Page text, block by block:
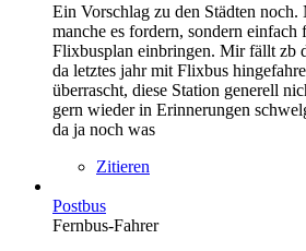
Ein Vorschlag zu den Städten
manche es fordern, sondern einfach
Flixbusplan einbringen. Mir fällt zb
da letztes jahr mit Flixbus
überrascht, diese Station generell
gern wieder in Erinnerungen
da ja noch was
Zitieren
Postbus
Fernbus-Fahrer